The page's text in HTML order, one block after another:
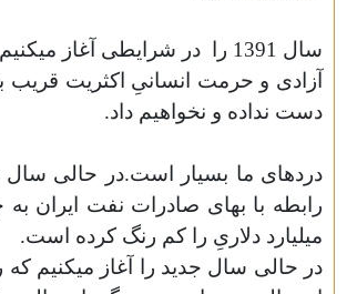
سال 1391 را
در شرایطی آغاز
آزادی و حرمت انسانیِ اکثریت قریب
دست نداده و نخواهیم داد.
میلیارد دلاریِ را کم رنگ کرده است.
در حالی سال جدید را آغاز میکنیم